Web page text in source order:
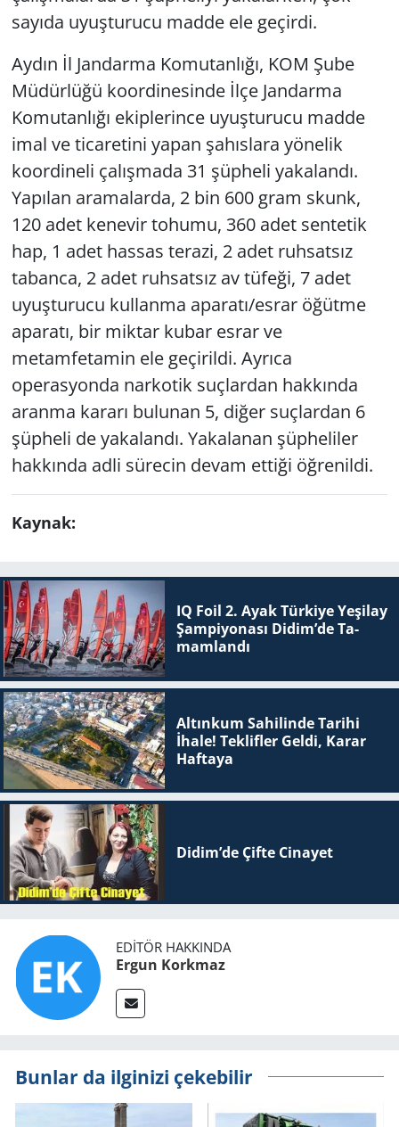
sayıda uyuşturucu madde ele geçirdi.
Aydın İl Jandarma Komutanlığı, KOM Şube
Müdürlüğü koordinesinde İlçe Jandarma
Komutanlığı ekiplerince uyuşturucu madde
imal ve ticaretini yapan şahıslara yönelik
koordineli çalışmada 31 şüpheli yakalandı.
Yapılan aramalarda, 2 bin 600 gram skunk,
120 adet kenevir tohumu, 360 adet sentetik
hap, 1 adet hassas terazi, 2 adet ruhsatsız
tabanca, 2 adet ruhsatsız av tüfeği, 7 adet
uyuşturucu kullanma aparatı/esrar öğütme
aparatı, bir miktar kubar esrar ve
metamfetamin ele geçirildi. Ayrıca
operasyonda narkotik suçlardan hakkında
aranma kararı bulunan 5, diğer suçlardan 6
şüpheli de yakalandı. Yakalanan şüpheliler
hakkında adli sürecin devam ettiği öğrenildi.
Kaynak:
IQ Foil 2. Ayak Tür­ki­ye Ye­şi­lay
Şam­pi­yo­na­sı Didim’de Ta­
mam­lan­dı
Altınkum Sahilinde Tarihi
İhale! Teklifler Geldi, Karar
Haftaya
Didim’de Çifte Ci­na­yet
EDITÖR HAKKINDA
Ergun Korkmaz
Bunlar da ilginizi çekebilir